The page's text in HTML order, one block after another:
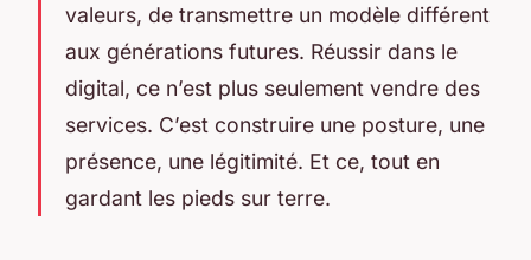
valeurs, de transmettre un modèle différent
aux générations futures. Réussir dans le
digital, ce n’est plus seulement vendre des
services. C’est construire une posture, une
présence, une légitimité. Et ce, tout en
gardant les pieds sur terre.